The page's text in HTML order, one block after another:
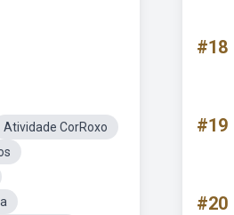
Atividade CorRoxo
#18
#19
#20